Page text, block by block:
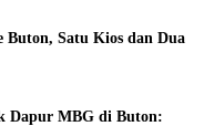
Buton, Satu Kios dan Dua
Dapur MBG di Buton: